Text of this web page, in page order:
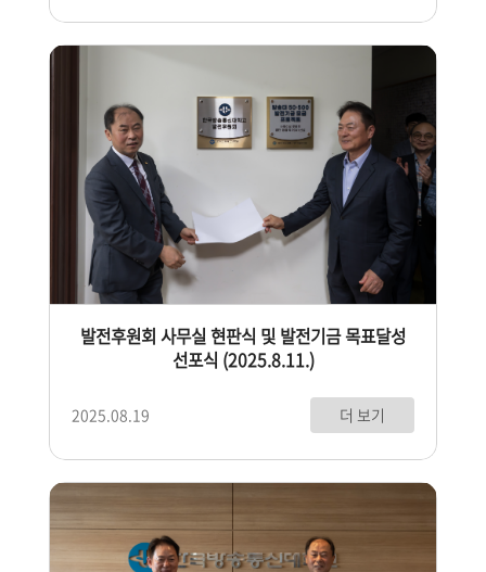
발전후원회 사무실 현판식 및 발전기금 목표달성
선포식 (2025.8.11.)
2025.08.19 더 보기